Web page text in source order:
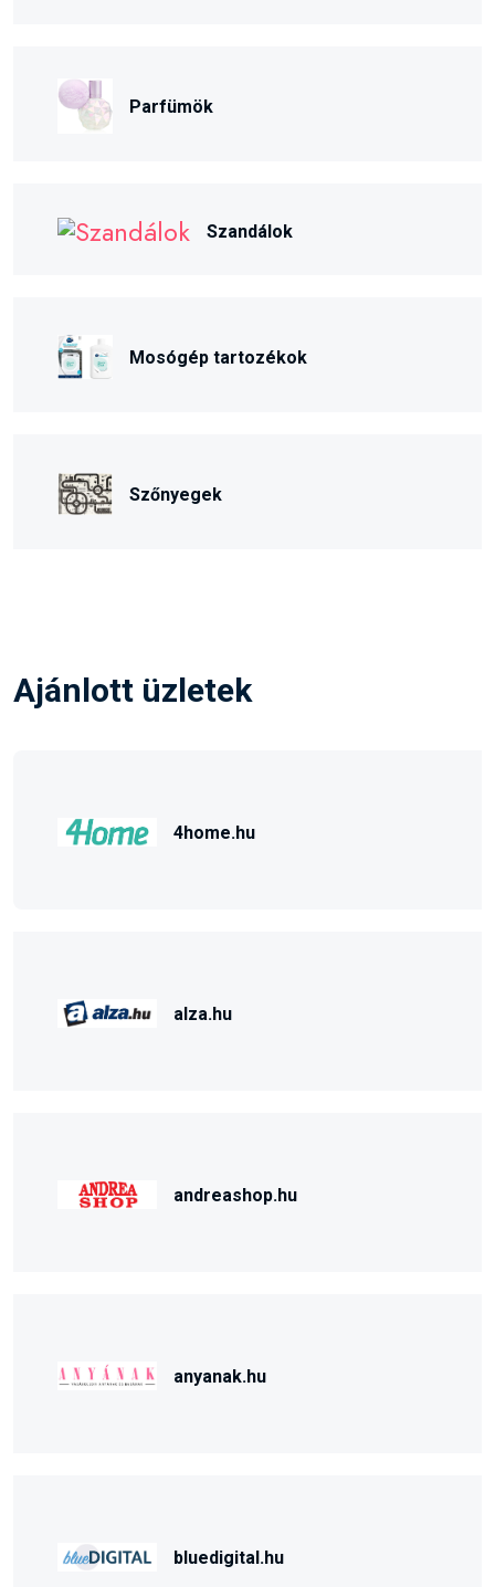
Parfümök
Szandálok
Mosógép tartozékok
Szőnyegek
Ajánlott üzletek
4home.hu
alza.hu
andreashop.hu
anyanak.hu
bluedigital.hu